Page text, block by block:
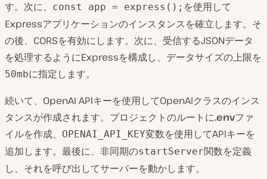
す。次に、 const app = express(); を使用して
Expressアプリケーションのインスタンスを確立します。そ
の後、CORSを有効にします。次に、受信するJSONデータ
を処理するようにExpressを構成し、データサイズの上限を
50mbに指定します。
続いて、OpenAI APIキーを使用してOpenAIクラスのインス
タンスが作成されます。プロジェクトのルートに.envファ
イルを作成、
OPENAI_API_KEY変数を使用してAPIキーを
追加します。最後に、非同期のstartServer関数を定義
し、それを呼び出してサーバーを動かします。